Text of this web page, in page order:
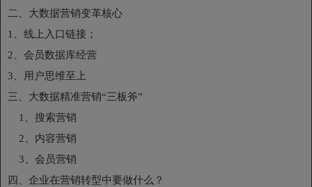
二、大数据营销变革核心
1、线上入口链接；
2、会员数据库经营
3、用户思维至上
三、大数据精准营销“三板斧”
1、搜索营销
2、内容营销
3、会员营销
四、企业在营销转型中要做什么？